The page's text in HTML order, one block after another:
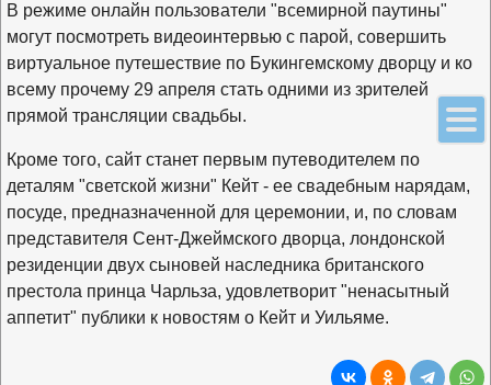
В режиме онлайн пользователи "всемирной паутины"
могут посмотреть видеоинтервью с парой, совершить
виртуальное путешествие по Букингемскому дворцу и ко
всему прочему 29 апреля стать одними из зрителей
прямой трансляции свадьбы.
Кроме того, сайт станет первым путеводителем по
деталям "светской жизни" Кейт - ее свадебным нарядам,
посуде, предназначенной для церемонии, и, по словам
представителя Сент-Джеймского дворца, лондонской
резиденции двух сыновей наследника британского
престола принца Чарльза, удовлетворит "ненасытный
аппетит" публики к новостям о Кейт и Уильяме.